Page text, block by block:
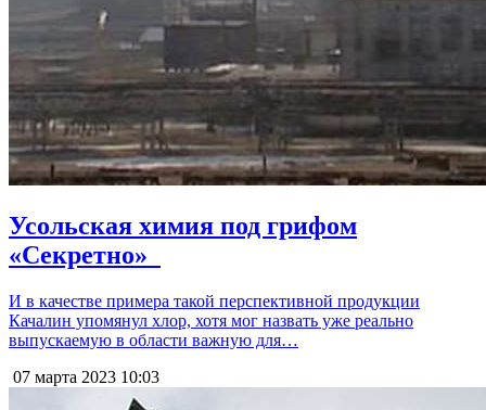
Усольская химия под грифом
«Секретно»​ ​ ​
И в качестве примера такой перспективной продукции
Качалин упомянул хлор, хотя мог назвать уже реально
выпускаемую в области важную для…
07 марта 2023 10:03